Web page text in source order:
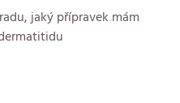
jaký přípravek mám